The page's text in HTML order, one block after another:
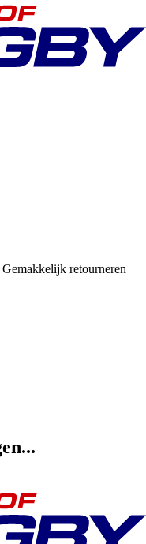
Gemakkelijk retourneren